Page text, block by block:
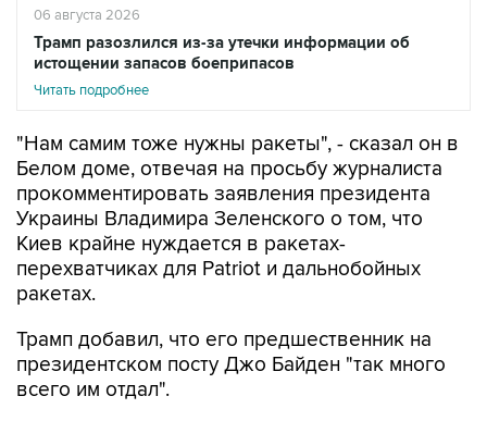
06 августа 2026
Трамп разозлился из-за утечки информации об
истощении запасов боеприпасов
Читать подробнее
"Нам самим тоже нужны ракеты", - сказал он в
Белом доме, отвечая на просьбу журналиста
прокомментировать заявления президента
Украины Владимира Зеленского о том, что
Киев крайне нуждается в ракетах-
перехватчиках для Patriot и дальнобойных
ракетах.
Трамп добавил, что его предшественник на
президентском посту Джо Байден "так много
всего им отдал".